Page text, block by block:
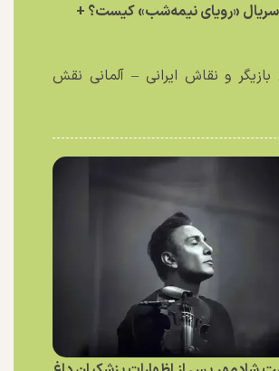
«رویای نیمه‌شب» کیست؟ +
بازیگر و نقاش ایرانی – آلمانی نقش